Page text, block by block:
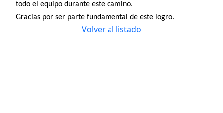
todo el equipo durante este camino.
Gracias por ser parte fundamental de este logro.
Volver al listado